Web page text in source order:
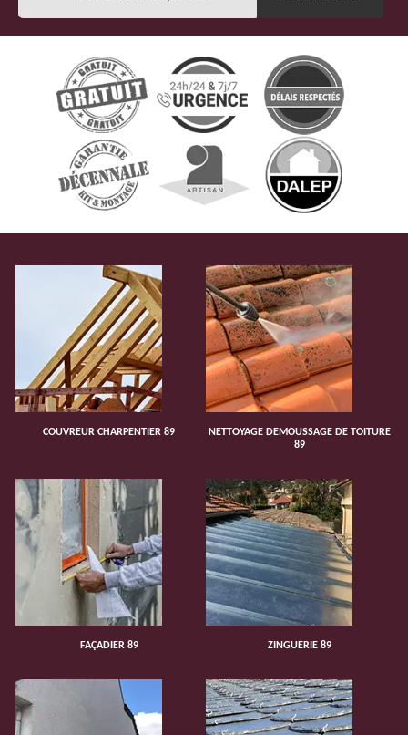
COUVREUR CHARPENTIER 89
NETTOYAGE DEMOUSSAGE DE TOITURE
89
FAÇADIER 89 ZINGUERIE 89